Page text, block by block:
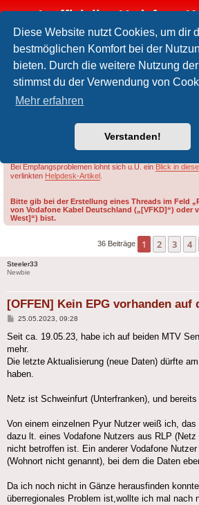
Diese Website nutzt Cookies, um dir
bestmöglichen Komfort bei der
bieten. Durch die weitere Nutzung
stimmst du der Verwendung von
Mehr erfahren
Verstanden!
Inoffizielles Vodafone-
FAQ
Foren-Übersicht
[OFFEN] Kein EPG vorhanden
Bei Empfangsproblemen lohnt sich u.U. ein Blick in
verlinkten Helpdesk-Artikel
Bitte gib bei der Erstellung eines Threads im Feld
von Vodafone Kabel Deutschland („[VFKD]“) oder
West]“) bist.
36 Beiträge 1 2 3 4
Steeler33
Newbie
[OFFEN] Kein EPG vorhanden auf
Beitrag
25.05.2023, 09:28
Seit ca. 19.05.23, habe ich auf beiden MTV
mehr.
Die letzte Aktualisierung (neue Daten) dürfte
haben.
Netz ist Schweinfurt (Unterfranken), und
Von einem einzelnen Pyur Nutzer weiß ich,
dazu lt. eines Vodafone Nutzers aus RLP
nicht betroffen ist. Ein anderer Vodafone
(Wohnort nicht genannt), bei dem die Daten
Da ich noch nicht in Gänze herausfinden
überregionales Problem ist,wollte ich mal nach